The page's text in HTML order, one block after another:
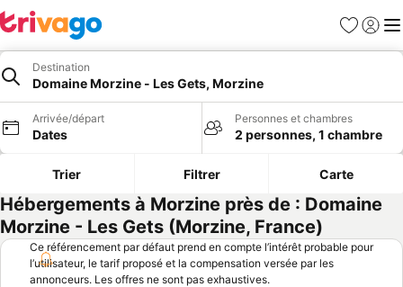
Favoris
Se
Destination
Domaine Morzine - Les Gets, Morzine
Arrivée/départ
Dates
Personnes et chambres
2 personnes, 1 chambre
Trier Filtrer Carte
Hébergements à Morzine près de : Domaine
Morzine - Les Gets (Morzine, France)
Ce référencement par défaut prend en compte l’intérêt probable pour
l’utilisateur, le tarif proposé et la compensation versée par les
annonceurs. Les offres ne sont pas exhaustives.